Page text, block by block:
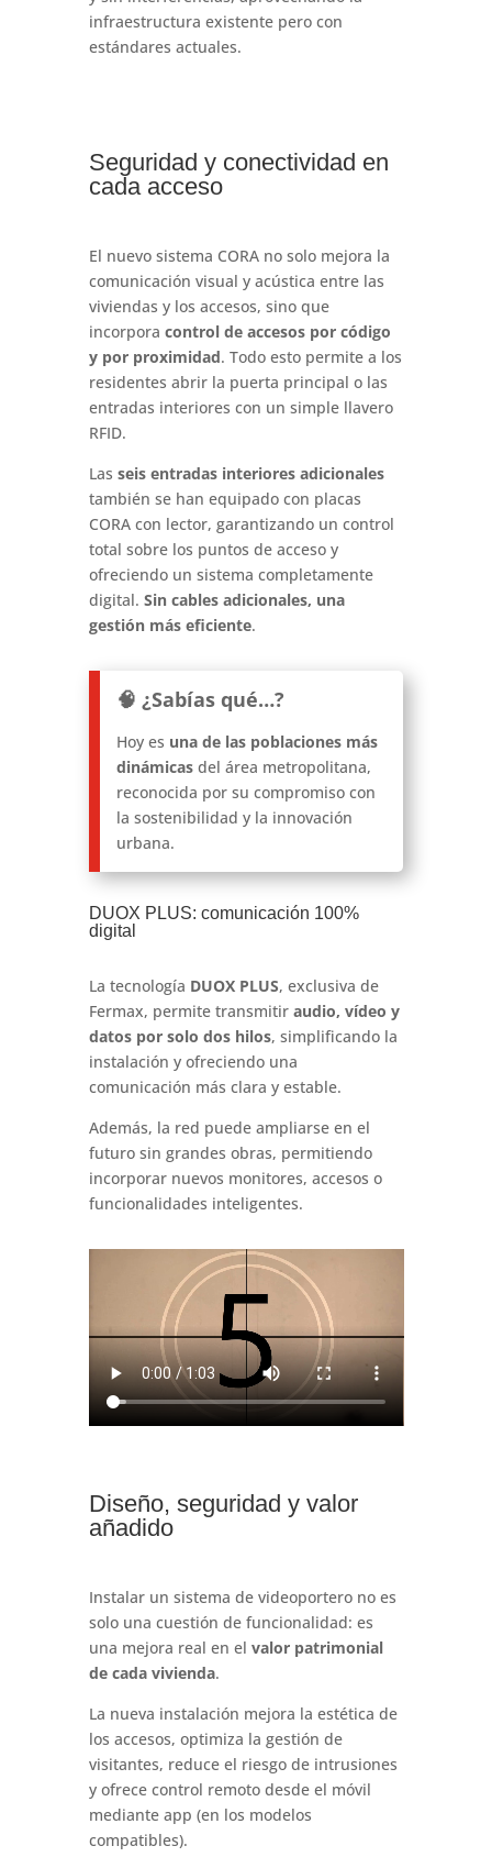
infraestructura existente pero con
estándares actuales.
Seguridad y conectividad en
cada acceso
El nuevo sistema CORA no solo mejora la
comunicación visual y acústica entre las
viviendas y los accesos, sino que
incorpora control de accesos por código
y por proximidad. Todo esto permite a los
residentes abrir la puerta principal o las
entradas interiores con un simple llavero
RFID.
Las seis entradas interiores adicionales
también se han equipado con placas
CORA con lector, garantizando un control
total sobre los puntos de acceso y
ofreciendo un sistema completamente
digital. Sin cables adicionales, una
gestión más eficiente.
🧠 ¿Sabías qué…?
Hoy es una de las poblaciones más
dinámicasdel área metropolitana,
reconocida por su compromiso con
la sostenibilidad y la innovación
urbana.
DUOX PLUS: comunicación 100%
digital
La tecnología DUOX PLUS, exclusiva de
Fermax, permite transmitir audio, vídeo y
datos por solo dos hilos, simplificando la
instalación y ofreciendo una
comunicación más clara y estable.
Además, la red puede ampliarse en el
futuro sin grandes obras, permitiendo
incorporar nuevos monitores, accesos o
funcionalidades inteligentes.
Diseño, seguridad y valor
añadido
Instalar un sistema de videoportero no es
solo una cuestión de funcionalidad: es
una mejora real en el valor patrimonial
de cada vivienda.
La nueva instalación mejora la estética de
los accesos, optimiza la gestión de
visitantes, reduce el riesgo de intrusiones
y ofrece control remoto desde el móvil
mediante app (en los modelos
compatibles).